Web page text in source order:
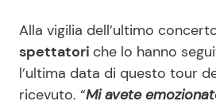
Alla vigilia dell’ultimo
spettatori che lo hanno
l’ultima data di questo tour
ricevuto. “Mi avete